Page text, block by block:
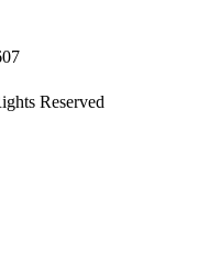
Reserved